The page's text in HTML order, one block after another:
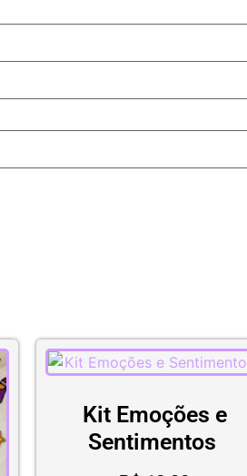
Kit Emoções e
Sentimentos